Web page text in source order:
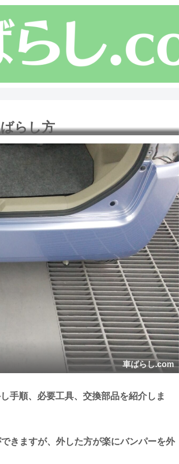
らし方
車ばらし.com
手順、必要工具、交換部品を紹介しま
きますが、外した方が楽にバンパーを外